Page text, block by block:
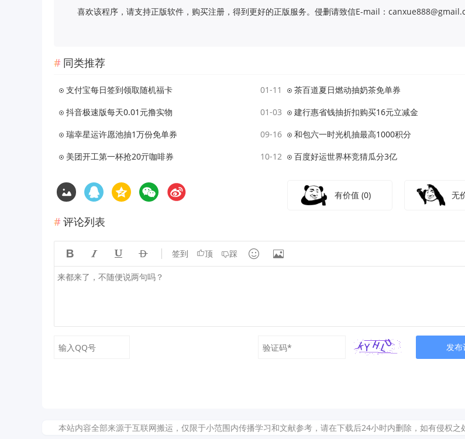
喜欢该程序，请支持正版软件，购买注册，得到更好的正版服务。侵删请致信E-mail：
同类推荐
支付宝每日签到领取随机福卡 01-11 茶百道夏日燃动抽奶茶免单券
抖音极速版每天0.01元撸实物
01-03 建行惠省钱抽折扣购买16元立减金
瑞幸星运许愿池抽1万份免单券
09-16 和包六一时光机抽最高1000积分
美团开工第一杯抢20亓咖啡券
10-12 百度好运世界杯竞猜瓜分3亿
有价值(0) 无
评论列表
    签到 顶 踩  
发布
本站内容全部来源于互联网搬运，仅限于小范围内传播学习和文献参考，请在下载后24小时内删除，如有侵权